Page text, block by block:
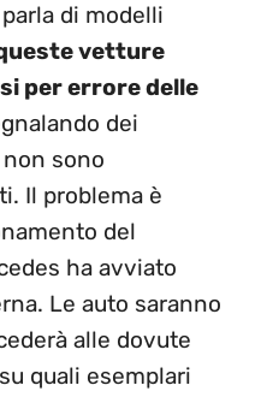
di modelli
vetture
per errore delle
dei
sono
Il problema è
del
ha avviato
Le auto saranno
alle dovute
quali esemplari